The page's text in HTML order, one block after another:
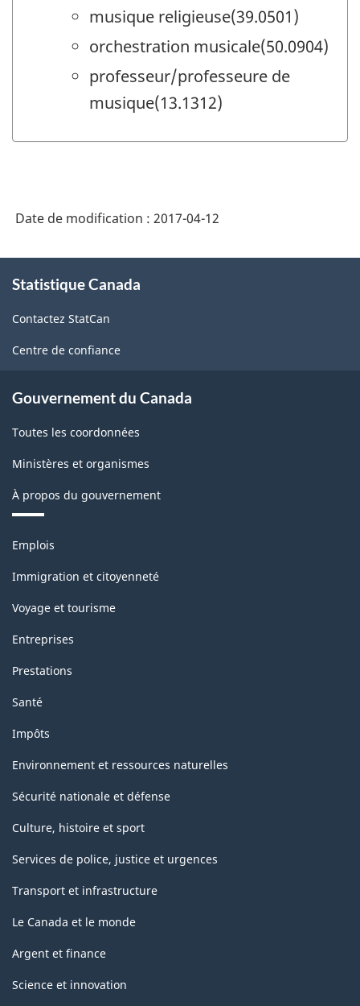
musique religieuse(39.0501)
orchestration musicale(50.0904)
professeur/professeure de
musique(13.1312)
Date de modification : 2017-04-12
propos
ce
site
Statistique Canada
Contactez StatCan
Centre de confiance
Gouvernement du Canada
Toutes les coordonnées
Ministères et organismes
À propos du gouvernement
Thèmes
sujets
Emplois
Immigration et citoyenneté
Voyage et tourisme
Entreprises
Prestations
Santé
Impôts
Environnement et ressources naturelles
Sécurité nationale et défense
Culture, histoire et sport
Services de police, justice et urgences
Transport et infrastructure
Le Canada et le monde
Argent et finance
Science et innovation